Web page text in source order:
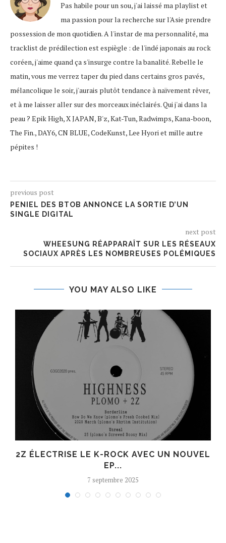
Pas habile pour un sou, j'ai laissé ma playlist et
ma passion pour la recherche sur l'Asie prendre
possession de mon quotidien. A l'instar de ma personnalité, ma
tracklist de prédilection est espiègle : de l'indé japonais au rock
coréen, j'aime quand ça s'insurge contre la banalité. Rebelle le
matin, vous me verrez taper du pied dans certains gros pavés,
mélancolique le soir, j'aurais plutôt tendance à naïvement rêver,
et à me laisser aller sur des morceaux inéclairés. Qui j'ai dans la
peau ? Epik High, X JAPAN, B'z, Kat-Tun, Radwimps, Kana-boon,
The Fin., DAY6, CN BLUE, CodeKunst, Lee Hyori et mille autre
pépites !
previous post
PENIEL DES BTOB ANNONCE LA SORTIE D’UN
SINGLE DIGITAL
next post
WHEESUNG RÉAPPARAÎT SUR LES RÉSEAUX
SOCIAUX APRÈS LES NOMBREUSES POLÉMIQUES
YOU MAY ALSO LIKE
2Z ÉLECTRISE LE K-ROCK AVEC UN NOUVEL
EP...
7 septembre 2025